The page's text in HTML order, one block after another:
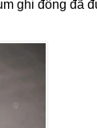
ghi đông đã